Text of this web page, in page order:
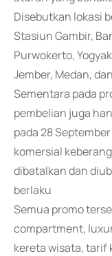
Disebutkan lokasi
Stasiun Gambir,
Purwokerto,
Jember, Medan,
Sementara pada
pembelian juga
pada 28
komersial
dibatalkan dan
berlaku
Semua promo
compartment,
kereta wisata, tarif